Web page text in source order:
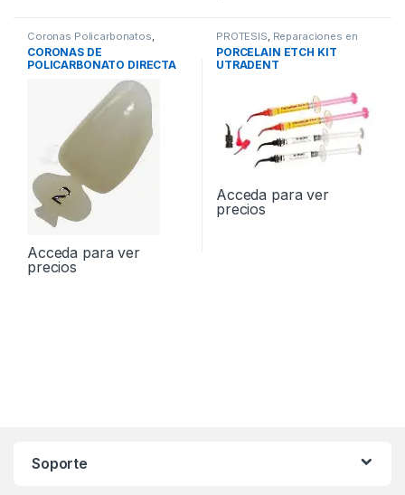
Coronas Policarbonatos
PROTESIS
CORONAS DE
POLICARBONATO DIRECTA
Acceda para ver
precios
PROTESIS Reparaciones en
Porcelana
PORCELAIN ETCH KIT
UTRADENT
Acceda para ver
precios
Soporte